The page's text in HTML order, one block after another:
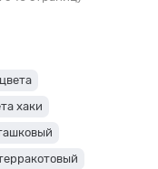
хаки